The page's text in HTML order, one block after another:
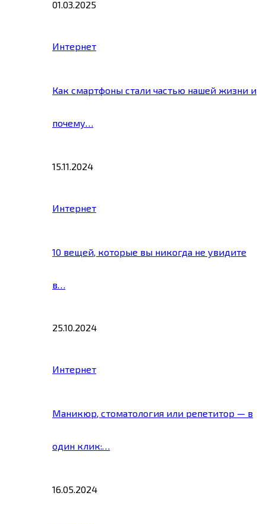
01.03.2025
Интернет
Как смартфоны стали частью нашей жизни и
почему…
15.11.2024
Интернет
10 вещей, которые вы никогда не увидите
в…
25.10.2024
Интернет
Маникюр, стоматология или репетитор — в
один клик:…
16.05.2024